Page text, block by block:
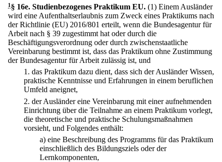
1 § 16e. Studienbezogenes Praktikum EU. (1) Einem Ausländer
wird eine Aufenthaltserlaubnis zum Zweck eines Praktikums nach
der Richtlinie (EU) 2016/801 erteilt, wenn die Bundesagentur für
Arbeit nach § 39 zugestimmt hat oder durch die
Beschäftigungsverordnung oder durch zwischenstaatliche
Vereinbarung bestimmt ist, dass das Praktikum ohne Zustimmung
der Bundesagentur für Arbeit zulässig ist, und
1. das Praktikum dazu dient, dass sich der Ausländer Wissen,
praktische Kenntnisse und Erfahrungen in einem beruflichen
Umfeld aneignet,
2. der Ausländer eine Vereinbarung mit einer aufnehmenden
Einrichtung über die Teilnahme an einem Praktikum vorlegt,
die theoretische und praktische Schulungsmaßnahmen
vorsieht, und Folgendes enthält:
a) eine Beschreibung des Programms für das Praktikum
einschließlich des Bildungsziels oder der
Lernkomponenten,